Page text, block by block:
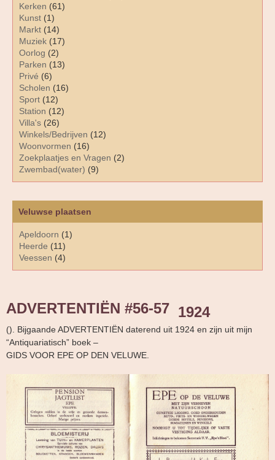
Kerken (61)
Kunst (1)
Markt (14)
Muziek (17)
Oorlog (2)
Parken (13)
Privé (6)
Scholen (16)
Sport (12)
Station (12)
Villa's (26)
Winkels/Bedrijven (12)
Woonvormen (16)
Zoekplaatjes en Vragen (2)
Zwembad(water) (9)
Veluwse plaatsen
Apeldoorn (1)
Heerde (11)
Veessen (4)
ADVERTENTIËN #56-57 1924
(). Bijgaande ADVERTENTIËN daterend uit 1924 en zijn uit mijn
“Antiquariatisch” boek –
GIDS VOOR EPE OP DEN VELUWE.